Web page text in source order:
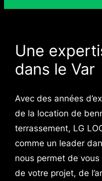
Une
dans le Var
Avec des années
de la location de
terrassement, LG
comme un leader
nous permet de
de votre projet, de